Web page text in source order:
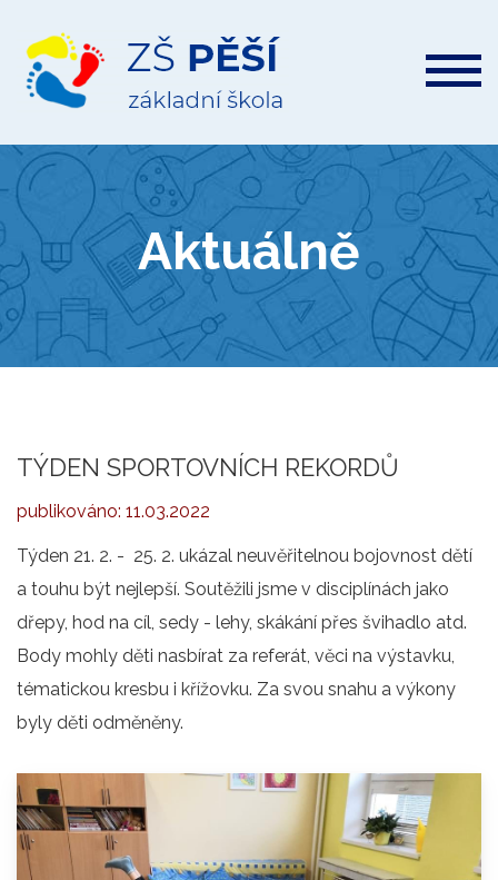
ZŠ
Pěší
Aktuálně
TÝDEN SPORTOVNÍCH REKORDŮ
publikováno: 11.03.2022
Týden 21. 2. - 25. 2. ukázal neuvěřitelnou bojovnost dětí
a touhu být nejlepší. Soutěžili jsme v disciplínách jako
dřepy, hod na cíl, sedy - lehy, skákání přes švihadlo atd.
Body mohly děti nasbírat za referát, věci na výstavku,
tématickou kresbu i křížovku. Za svou snahu a výkony
byly děti odměněny.